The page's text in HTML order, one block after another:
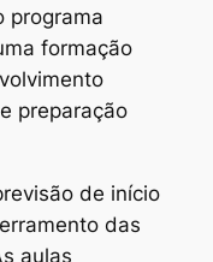
programa
formação
preparação
de início
das
aulas